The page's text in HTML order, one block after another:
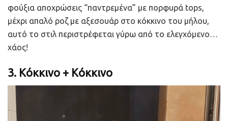
φούξια αποχρώσεις “παντρεμένα” με πορφυρά tops,
μέχρι απαλό ροζ με αξεσουάρ στο κόκκινο του μήλου,
αυτό το στιλ περιστρέφεται γύρω από το ελεγχόμενο…
χάος!
3. Κόκκινο + Κόκκινο